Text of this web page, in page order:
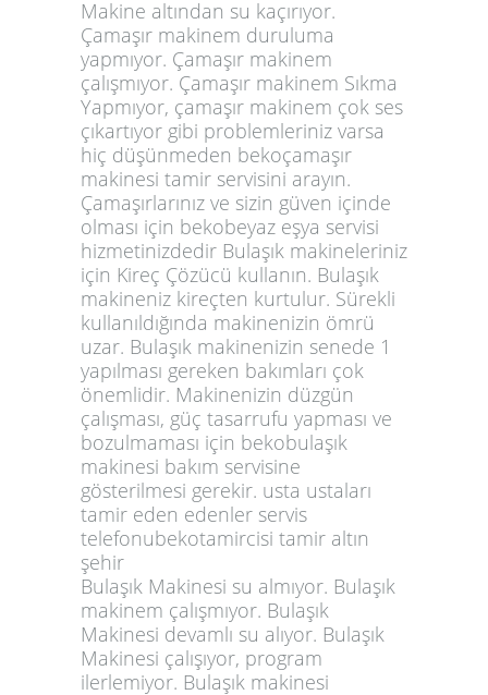
Makine altından su kaçırıyor.
Çamaşır makinem duruluma
yapmıyor. Çamaşır makinem
çalışmıyor. Çamaşır makinem Sıkma
Yapmıyor, çamaşır makinem çok ses
çıkartıyor gibi problemleriniz varsa
hiç düşünmeden bekoçamaşır
makinesi tamir servisini arayın.
Çamaşırlarınız ve sizin güven içinde
olması için bekobeyaz eşya servisi
hizmetinizdedir Bulaşık makineleriniz
için Kireç Çözücü kullanın. Bulaşık
makineniz kireçten kurtulur. Sürekli
kullanıldığında makinenizin ömrü
uzar. Bulaşık makinenizin senede 1
yapılması gereken bakımları çok
önemlidir. Makinenizin düzgün
çalışması, güç tasarrufu yapması ve
bozulmaması için bekobulaşık
makinesi bakım servisine
gösterilmesi gerekir. usta ustaları
tamir eden edenler servis
telefonubekotamircisi tamir altın
şehir
Bulaşık Makinesi su almıyor. Bulaşık
makinem çalışmıyor. Bulaşık
Makinesi devamlı su alıyor. Bulaşık
Makinesi çalışıyor, program
ilerlemiyor. Bulaşık makinesi